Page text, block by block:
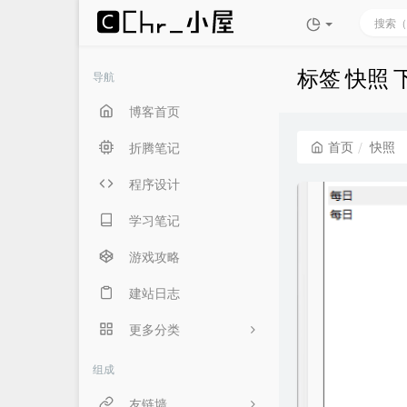
导航
博客首页
折腾笔记
程序设计
学习笔记
游戏攻略
建站日志
更多分类
言俞专用
组成
标签 快照
首页 快照